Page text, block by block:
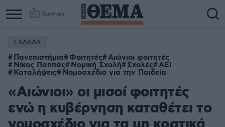
Games
ΕΛΛΑΔΑ
Πανεπιστήμια Φοιτητές Αιώνιοι φοιτητές
Νίκος Παππάς Νομική Σχολή Σχολές ΑΕΙ
Καταλήψεις Νομοσχέδιο για την Παιδεία
«Αιώνιοι» οι μισοί φοιτητές
ενώ η κυβέρνηση καταθέτει το